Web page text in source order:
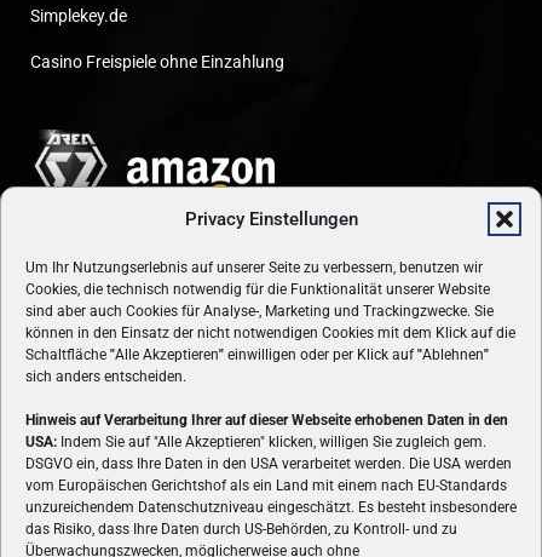
Privacy Einstellungen
Um Ihr Nutzungserlebnis auf unserer Seite zu verbessern, benutzen wir
Cookies, die technisch notwendig für die Funktionalität unserer Website
sind aber auch Cookies für Analyse-, Marketing und Trackingzwecke. Sie
können in den Einsatz der nicht notwendigen Cookies mit dem Klick auf die
Schaltfläche "Alle Akzeptieren" einwilligen oder per Klick auf"Ablehnen"
sich anders entscheiden.
Hinweis auf Verarbeitung Ihrer auf dieser Webseite erhobenen Daten in den
USA: Indem Sie auf "Alle Akzeptieren" klicken, willigen Sie zugleich gem.
DSGVO ein, dass Ihre Daten in den USA verarbeitet werden. Die USA werden
vom Europäischen Gerichtshof als ein Land mit einem nach EU-Standards
unzureichendem Datenschutzniveau eingeschätzt. Es besteht insbesondere
das Risiko, dass Ihre Daten durch US-Behörden, zu Kontroll- und zu
Überwachungszwecken, möglicherweise auch ohne
Simplekey.de
Casino Freispiele ohne Einzahlung
ÜBER UNS
VON GAMERN, FÜR GAMER! Gamers.at ist das älteste Online-
Spielemagazin Österreichs und bringt täglich aktuelle News,
Reviews und Videos zu PC- und Konsolenspielen, Gaming-